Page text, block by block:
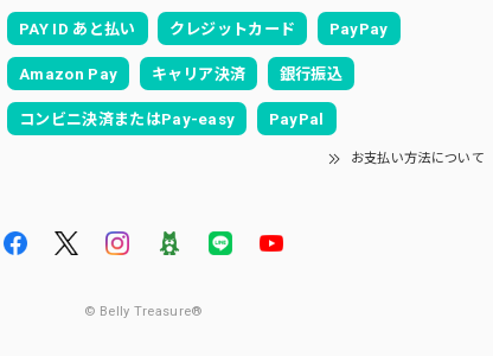
PAY ID あと払い クレジットカード PayPay
Amazon Pay キャリア決済 銀行振込
コンビニ決済またはPay-easy PayPal
お支払い方法について
© Belly Treasure®︎